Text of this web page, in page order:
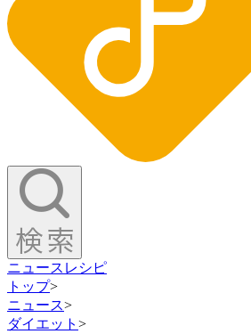
ニュース レシピ
トップ>
ニュース>
ダイエット >